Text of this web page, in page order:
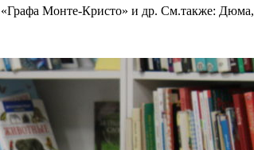
Монте-Кристо» и др. См.также: